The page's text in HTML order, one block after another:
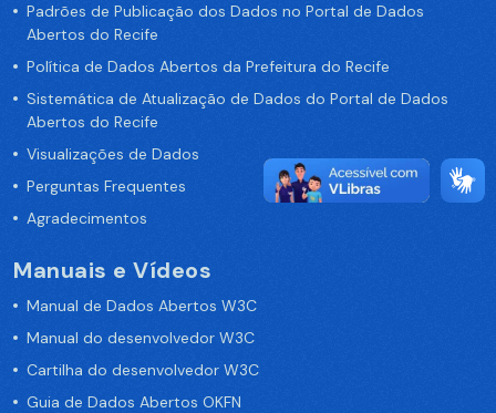
Padrões de Publicação dos Dados no Portal de Dados
Abertos do Recife
Política de Dados Abertos da Prefeitura do Recife
Sistemática de Atualização de Dados do Portal de Dados
Abertos do Recife
Visualizações de Dados
Perguntas Frequentes
Agradecimentos
Manuais e Vídeos
Manual de Dados Abertos W3C
Manual do desenvolvedor W3C
Cartilha do desenvolvedor W3C
Guia de Dados Abertos OKFN